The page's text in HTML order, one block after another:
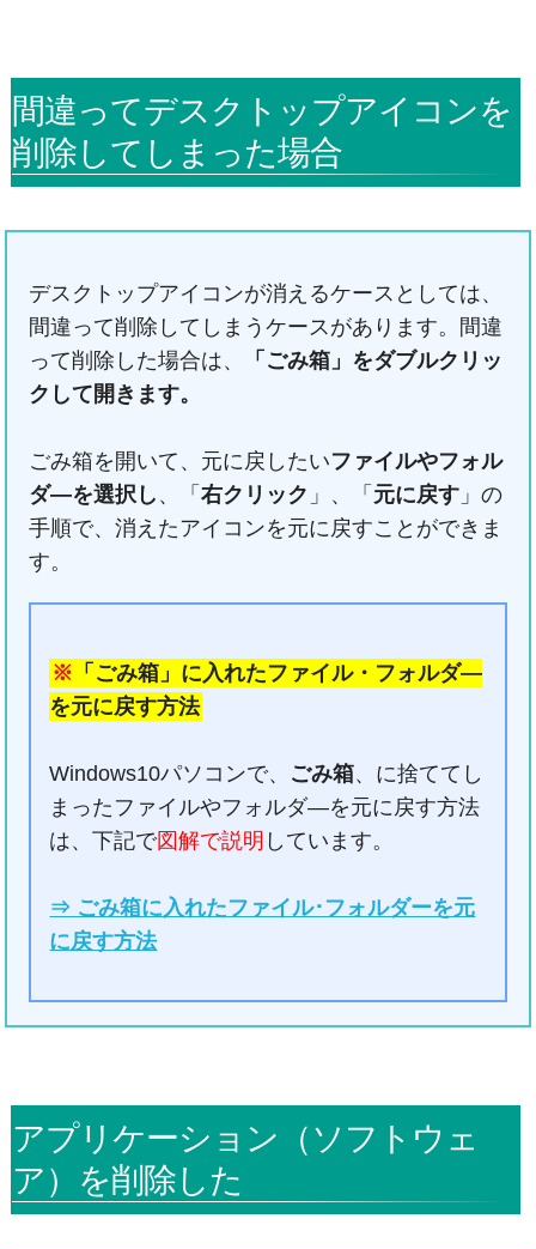
間違ってデスクトップアイコンを
削除してしまった場合
デスクトップアイコンが消えるケースとしては、
間違って削除してしまうケースがあります。間違
って削除した場合は、
「ごみ箱」をダブルクリッ
クして開きます。
ごみ箱を開いて、元に戻したいファイルやフォル
ダ―を選択し 、「右クリック 」、「 元に戻す 」の
手順で、消えたアイコンを元に戻すことができま
す。
※ 「ごみ箱」に入れたファイル・フォルダ―
を元に戻す方法
Windows10パソコンで、 ごみ箱、に捨ててし
まったファイルやフォルダ―を元に戻す方法
は、下記で図解で説明 しています。
⇒ ごみ箱に入れたファイル･フォルダーを元
に戻す方法
アプリケーション（ソフトウェ
ア）を削除した